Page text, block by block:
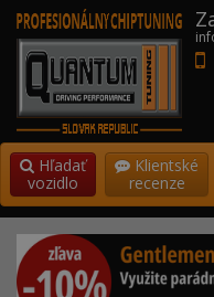
Hľadať
vozidlo
Klientské
recenze